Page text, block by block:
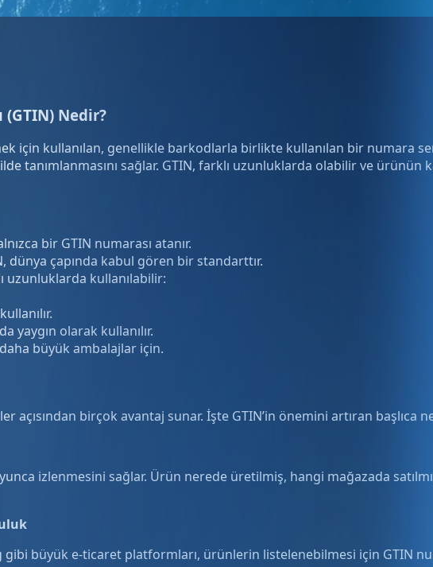
(GTIN) Nedir?
için kullanılan, genellikle barkodlarla birlikte kullanılan bir numara
tanımlanmasını sağlar. GTIN, farklı uzunluklarda olabilir ve
bir GTIN numarası atanır.
dünya çapında kabul gören bir standarttır.
uzunluklarda kullanılabilir:
yaygın olarak kullanılır.
büyük ambalajlar için.
açısından birçok avantaj sunar. İşte GTIN’in önemini artıran başlıca
izlenmesini sağlar. Ürün nerede üretilmiş, hangi mağazada
büyük e-ticaret platformları, ürünlerin listelenebilmesi için GTIN